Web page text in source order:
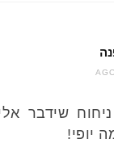
ניחוח שידבר
יופי!